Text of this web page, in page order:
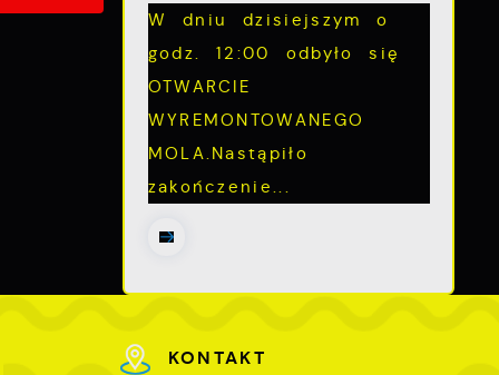
W dniu dzisiejszym o
godz. 12:00 odbyło się
OTWARCIE
WYREMONTOWANEGO
MOLA.Nastąpiło
zakończenie...
KONTAKT